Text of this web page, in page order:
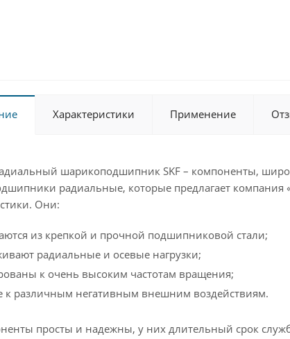
Характеристики Применение
шарикоподшипник SKF – компоненты,
радиальные, которые предлагает компания
Они:
из крепкой и прочной подшипниковой стали;
радиальные и осевые нагрузки;
к очень высоким частотам вращения;
к различным негативным внешним воздействиям.
просты и надежны, у них длительный срок